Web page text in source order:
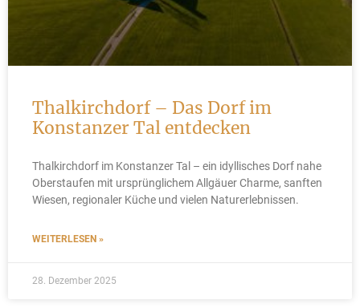
Thalkirchdorf – Das Dorf im
Konstanzer Tal entdecken
Thalkirchdorf im Konstanzer Tal – ein idyllisches Dorf nahe
Oberstaufen mit ursprünglichem Allgäuer Charme, sanften
Wiesen, regionaler Küche und vielen Naturerlebnissen.
WEITERLESEN »
28. Dezember 2025